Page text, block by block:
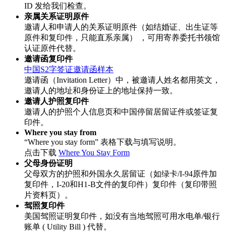
ID 发给我们检查。
亲属关系证明原件
邀请人和申请人的关系证明原件（如结婚证、出生证等
原件和复印件，只能直系亲属） ，可用寄养委托书领馆
认证原件代替。
邀请函复印件
中国S2字签证邀请函样本
邀请函（Invitation Letter）中，被邀请人姓名都用英文，
邀请人的地址和身份证上的地址保持一致。
邀请人护照复印件
邀请人的护照个人信息页和中国停留居留证件或签证复
印件。
Where you stay from
“Where you stay form” 表格下载与填写说明。
点击下载 Where You Stay Form
父母身份证明
父母双方的护照和外国永久居留证（如绿卡/I-94原件加
复印件，I-20和H1-B文件的复印件）复印件（复印带照
片资料页）。
驾照复印件
美国驾照证明复印件，如没有当地驾照可用水电单/银行
账单 ( Utility Bill ) 代替。